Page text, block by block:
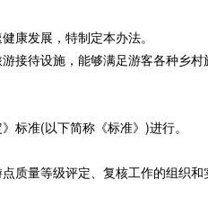
发展，特制定本办法。
待设施，能够满足游客各种乡村
准(以下简称《标准》)进行。
量等级评定、复核工作的组织和